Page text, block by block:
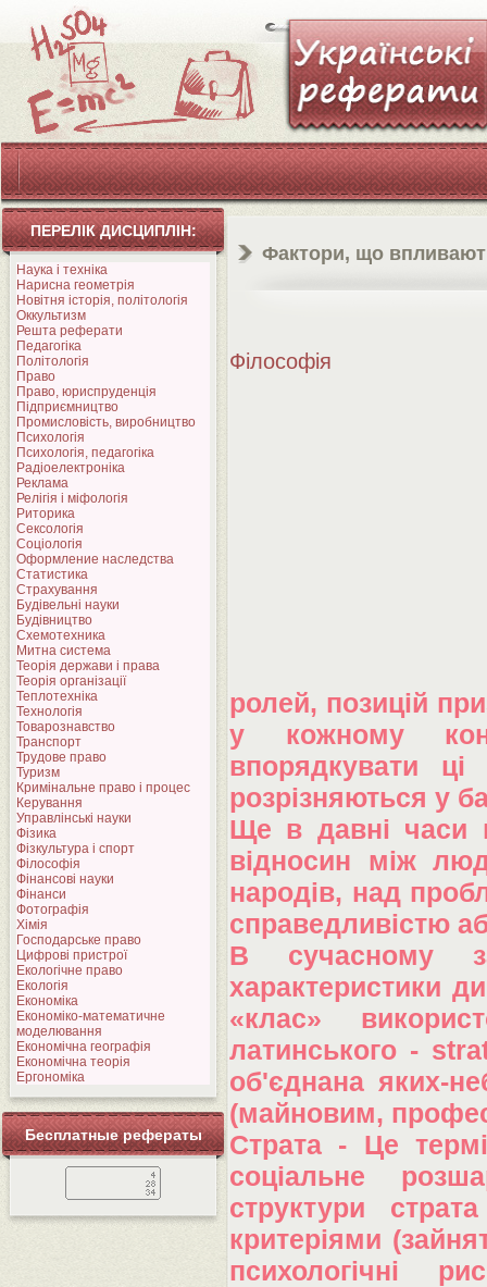
ПЕРЕЛІК ДИСЦИПЛІН:
Наука і техніка
Нарисна геометрія
Новітня історія, політологія
Оккультизм
Решта реферати
Педагогіка
Політологія
Право
Право, юриспруденція
Підприємництво
Промисловість, виробництво
Психологія
Психологія, педагогіка
Радіоелектроніка
Реклама
Релігія і міфологія
Риторика
Сексологія
Соціологія
Оформление наследства
Статистика
Страхування
Будівельні науки
Будівництво
Схемотехника
Митна система
Теорія держави і права
Теорія організації
Теплотехніка
Технологія
Товарознавство
Транспорт
Трудове право
Туризм
Кримінальне право і процес
Керування
Управлінські науки
Фізика
Фізкультура і спорт
Філософія
Фінансові науки
Фінанси
Фотографія
Хімія
Господарське право
Цифрові пристрої
Екологічне право
Екологія
Економіка
Економіко-математичне
моделювання
Економічна географія
Економічна теорія
Ергономіка
Бесплатные рефераты
Фактори, що
Філософія
ролей, позицій
у кожному
впорядкувати
розрізняються у
Ще в давні часи
відносин між
народів, над
справедливістю
В сучасному
характеристики
«клас»
латинського -
об'єднана яких-
(майновим,
Страта - Це
соціальне
структури
критеріями
психологічні